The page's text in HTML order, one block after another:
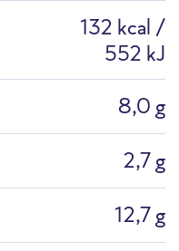
132 kcal /
552 kJ
8,0 g
2,7 g
12,7 g
Auftauen
Pfannengem